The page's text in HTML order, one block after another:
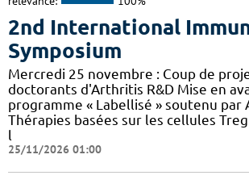
2nd International
Symposium
Mercredi 25 novembre : Coup de
doctorants d'Arthritis R&D Mise en
programme « Labellisé » soutenu par
Thérapies basées sur les cellules
l
25/11/2026 01:00